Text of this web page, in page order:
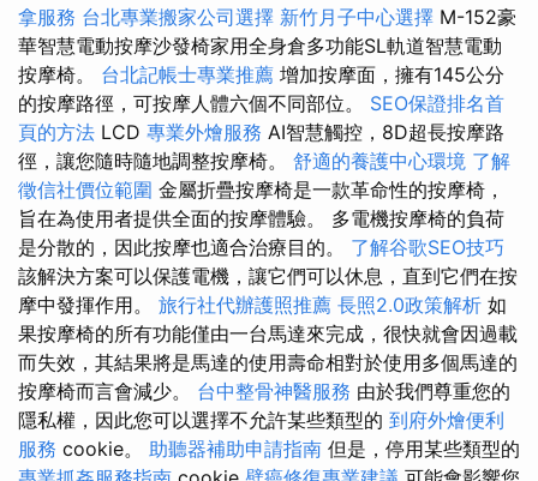
拿服務 台北專業搬家公司選擇 新竹月子中心選擇 M-152豪
華智慧電動按摩沙發椅家用全身倉多功能SL軌道智慧電動
按摩椅。 台北記帳士專業推薦 增加按摩面，擁有145公分
的按摩路徑，可按摩人體六個不同部位。 SEO保證排名首
頁的方法 LCD 專業外燴服務 AI智慧觸控，8D超長按摩路
徑，讓您隨時隨地調整按摩椅。 舒適的養護中心環境 了解
徵信社價位範圍 金屬折疊按摩椅是一款革命性的按摩椅，
旨在為使用者提供全面的按摩體驗。 多電機按摩椅的負荷
是分散的，因此按摩也適合治療目的。 了解谷歌SEO技巧
該解決方案可以保護電機，讓它們可以休息，直到它們在按
摩中發揮作用。 旅行社代辦護照推薦 長照2.0政策解析 如
果按摩椅的所有功能僅由一台馬達來完成，很快就會因過載
而失效，其結果將是馬達的使用壽命相對於使用多個馬達的
按摩椅而言會減少。 台中整骨神醫服務 由於我們尊重您的
隱私權，因此您可以選擇不允許某些類型的 到府外燴便利
服務 cookie。 助聽器補助申請指南 但是，停用某些類型的